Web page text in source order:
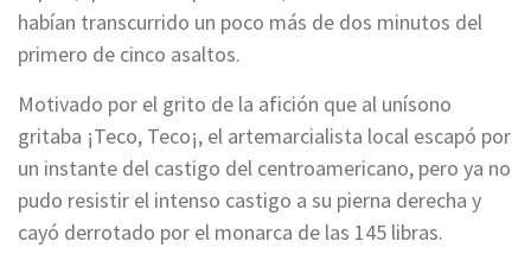
habían transcurrido un poco más de dos minutos del
primero de cinco asaltos.
Motivado por el grito de la afición que al unísono
gritaba ¡Teco, Teco¡, el artemarcialista local escapó por
un instante del castigo del centroamericano, pero ya no
pudo resistir el intenso castigo a su pierna derecha y
cayó derrotado por el monarca de las 145 libras.